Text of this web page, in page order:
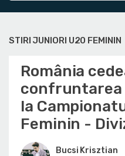
STIRI JUNIORI U20 FEMININ
România
confruntarea
la
Feminin -
Bucsi Krisztian